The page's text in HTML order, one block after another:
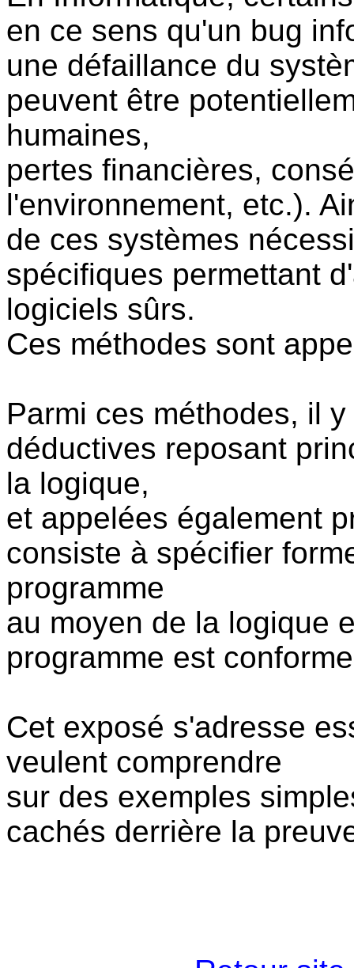
en ce sens qu'un bug
une défaillance du
peuvent être
humaines,
pertes financières,
l'environnement, etc.).
de ces systèmes
spécifiques permettant
logiciels sûrs.
Ces méthodes sont
Parmi ces méthodes, il
déductives reposant
la logique,
et appelées également
consiste à spécifier
programme
au moyen de la logique
programme est
Cet exposé s'adresse
veulent comprendre
sur des exemples
cachés derrière la